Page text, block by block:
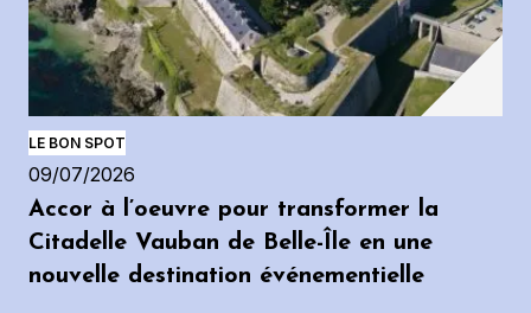
LE BON SPOT
09/07/2026
Accor à l’oeuvre pour transformer la
Citadelle Vauban de Belle-Île en une
nouvelle destination événementielle